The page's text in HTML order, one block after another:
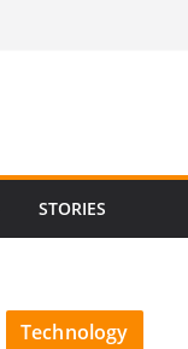
STORIES
Technology